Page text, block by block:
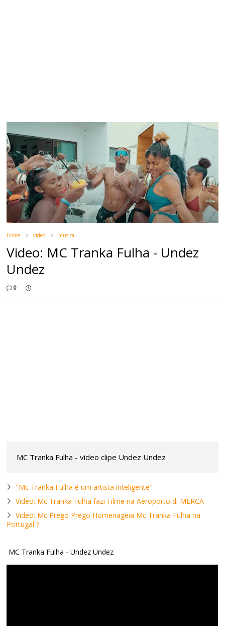
Home video musica
Video: MC Tranka Fulha - Undez
Undez
0
MC Tranka Fulha - video clipe Undez Undez
"Mc Tranka Fulha é um artista inteligente"
Video: Mc Tranka Fulha fazi Filme na Aeroporto di MERCA
Video: Mc Prego Prego Homenageia Mc Tranka Fulha na
Portugal ?
MC Tranka Fulha - Undez Undez